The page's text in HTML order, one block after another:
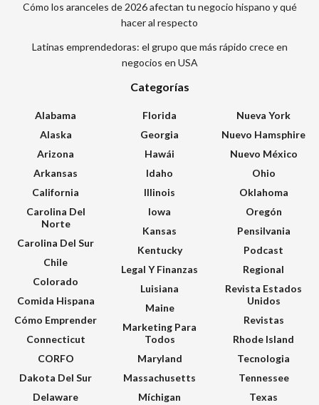
Cómo los aranceles de 2026 afectan tu negocio hispano y qué
hacer al respecto
Latinas emprendedoras: el grupo que más rápido crece en
negocios en USA
Categorías
Alabama
Alaska
Arizona
Arkansas
California
Carolina Del
Norte
Carolina Del Sur
Chile
Colorado
Comida Hispana
Cómo Emprender
Connecticut
CORFO
Dakota Del Sur
Delaware
Florida
Georgia
Hawái
Idaho
Illinois
Iowa
Kansas
Kentucky
Legal Y Finanzas
Luisiana
Maine
Marketing Para
Todos
Maryland
Massachusetts
Míchigan
Nueva York
Nuevo Hamsphire
Nuevo México
Ohio
Oklahoma
Oregón
Pensilvania
Podcast
Regional
Revista Estados
Unidos
Revistas
Rhode Island
Tecnologia
Tennessee
Texas